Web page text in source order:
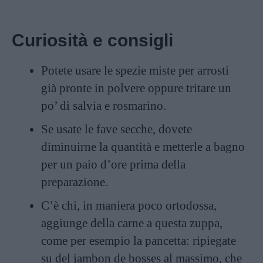
Curiosità e consigli
Potete usare le spezie miste per arrosti
già pronte in polvere oppure tritare un
po’ di salvia e rosmarino.
Se usate le fave secche, dovete
diminuirne la quantità e metterle a bagno
per un paio d’ore prima della
preparazione.
C’è chi, in maniera poco ortodossa,
aggiunge della carne a questa zuppa,
come per esempio la pancetta: ripiegate
su del jambon de bosses al massimo, che